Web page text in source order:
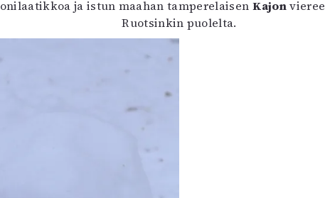
ja istun maahan tamperelaisen Kajon
Ruotsinkin puolelta.